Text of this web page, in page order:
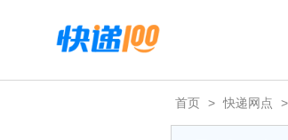
首页 > 快递网点 >